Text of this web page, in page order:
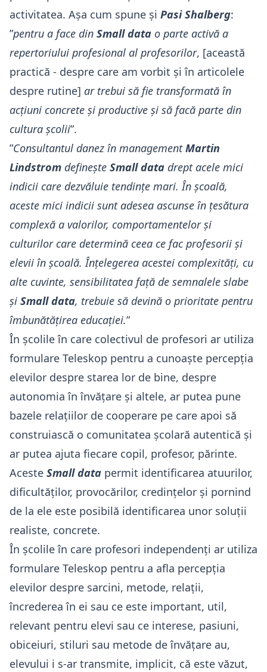
activitatea. Așa cum spune și Pasi Shalberg:
”pentru a face din Small data o parte activă a
repertoriului profesional al profesorilor, [această
practică - despre care am vorbit și în articolele
despre rutine] ar trebui să fie transformată în
acțiuni concrete și productive și să facă parte din
cultura școlii”.
”Consultantul danez în managementMartin
Lindstrom definește Small data drept acele mici
indicii care dezvăluie tendințe mari. În școală,
aceste mici indicii sunt adesea ascunse în țesătura
complexă a valorilor, comportamentelor și
culturilor care determină ceea ce fac profesorii și
elevii în școală. Înțelegerea acestei complexități, cu
alte cuvinte, sensibilitatea față de semnalele slabe
și Small data, trebuie să devină o prioritate pentru
îmbunătățirea educației.”
În școlile în care colectivul de profesori ar utiliza
formulare Teleskop pentru a cunoaște percepția
elevilor despre starea lor de bine, despre
autonomia în învățare și altele, ar putea pune
bazele relațiilor de cooperare pe care apoi să
construiască o comunitatea școlară autentică și
ar putea ajuta fiecare copil, profesor, părinte.
Aceste Small data permit identificarea atuurilor,
dificultăților, provocărilor, credințelor și pornind
de la ele este posibilă identificarea unor soluții
realiste, concrete.
În școlile în care profesori independenți ar utiliza
formulare Teleskop pentru a afla percepția
elevilor despre sarcini, metode, relații,
încrederea în ei sau ce este important, util,
relevant pentru elevi sau ce interese, pasiuni,
obiceiuri, stiluri sau metode de învățare au,
elevului i s-ar transmite, implicit, că este văzut,